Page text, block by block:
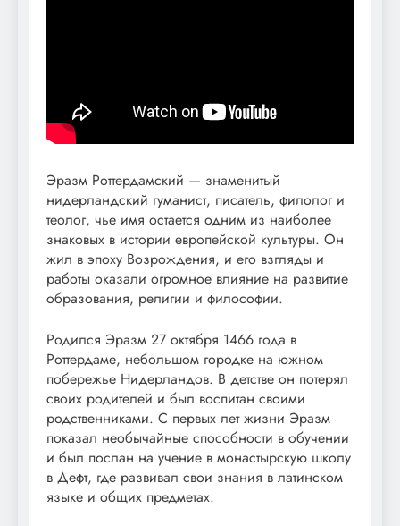
Эразм Роттердамский — знаменитый
нидерландский гуманист, писатель, филолог и
теолог, чье имя остается одним из наиболее
знаковых в истории европейской культуры. Он
жил в эпоху Возрождения, и его взгляды и
работы оказали огромное влияние на развитие
образования, религии и философии.
Родился Эразм 27 октября 1466 года в
Роттердаме, небольшом городке на южном
побережье Нидерландов. В детстве он потерял
своих родителей и был воспитан своими
родственниками. С первых лет жизни Эразм
показал необычайные способности в обучении
и был послан на учение в монастырскую школу
в Дефт, где развивал свои знания в латинском
языке и общих предметах.